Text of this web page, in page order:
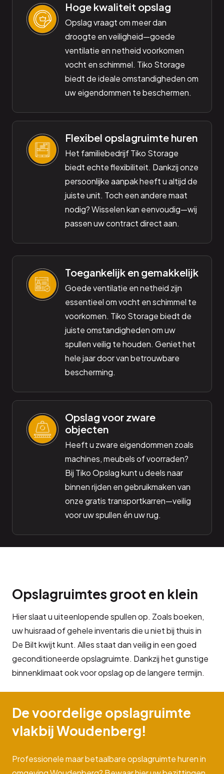
Hoge kwaliteit opslag
Opslag vraagt om meer dan
droogte en veiligheid—goede
ventilatie en netheid voorkomen
vocht en schimmel. Tiko Storage
biedt de ideale omstandigheden om
uw eigendommen te beschermen.
Flexibel opslagruimte huren
Het familiebedrijf Tiko Storage
biedt echte flexibiliteit. Dankzij onze
persoonlijke aanpak heeft u altijd de
juiste unit. Toch een andere maat
nodig? Wisselen kan eenvoudig—wij
passen uw contract direct aan.
Toegankelijk en gemakkelijk
Goede ventilatie en netheid zijn
essentieel om vocht en schimmel te
voorkomen. Tiko Storage biedt de
juiste omstandigheden om uw
spullen veilig te houden. Geniet het
hele jaar door van betrouwbare
bescherming.
Opslag voor zware
objecten
Heeft u zware eigendommen zoals
machines, meubels of voorraden?
Bij Tiko Opslag kunt u deels naar
binnen rijden en gebruikmaken van
onze gratis transportkarren—veilig
voor uw spullen én uw rug.
Opslagruimtes groot en klein
Hier slaat u uiteenlopende spullen op. Zoals boeken,
uw huisraad of gehele inventaris die u niet bij thuis in
De Bilt kwijt kunt. Alles staat dan veilig in een goed
geconditioneerde opslagruimte. Dankzij het gunstige
binnenklimaat ook voor opslag op de langere termijn.
De voordelige opslagruimte
vlakbij Woudenberg!
Professionele maar betaalbare opslagruimte huren in